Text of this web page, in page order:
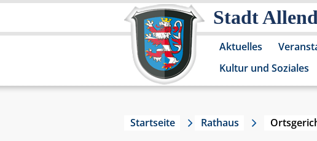
Stadt
Aktuelles
Kultur und Soziales
Startseite Rathaus